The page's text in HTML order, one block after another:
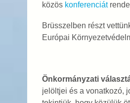
közös konferenciát
Brüsszelben részt
Európai
Önkormányzati
jelöltjei és a vonatkozó,